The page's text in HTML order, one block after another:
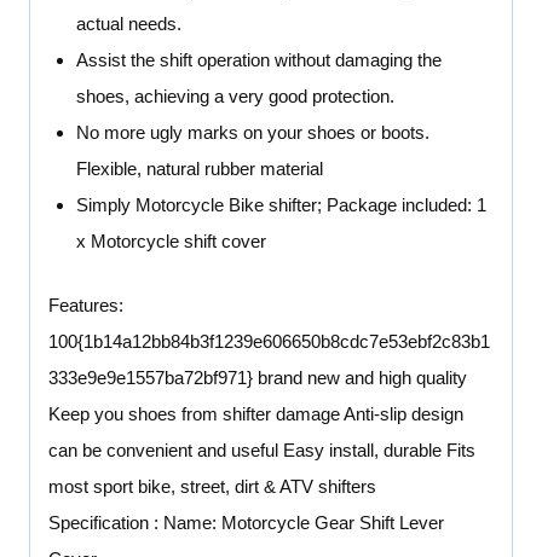
actual needs.
Assist the shift operation without damaging the
shoes, achieving a very good protection.
No more ugly marks on your shoes or boots.
Flexible, natural rubber material
Simply Motorcycle Bike shifter; Package included: 1
x Motorcycle shift cover
Features:
100{1b14a12bb84b3f1239e606650b8cdc7e53ebf2c83b1
333e9e9e1557ba72bf971} brand new and high quality
Keep you shoes from shifter damage Anti-slip design
can be convenient and useful Easy install, durable Fits
most sport bike, street, dirt & ATV shifters
Specification : Name: Motorcycle Gear Shift Lever